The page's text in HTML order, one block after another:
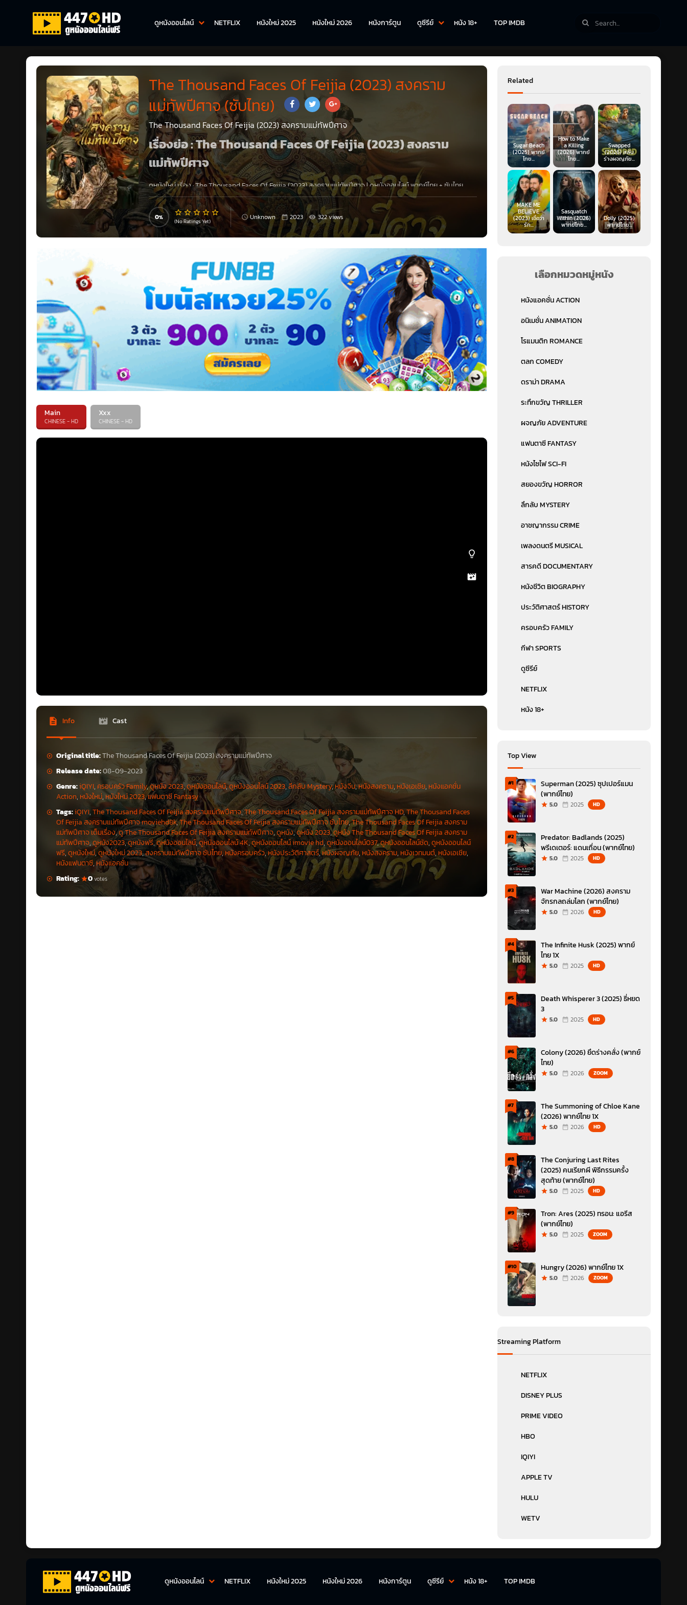
ดูหนังออนไลน์ NETFLIX หนังใหม่ 2025 หนังใหม่ 2026 หนังการ์ตูน ดูซีรีย์ หนัง 18+ TOP IMDB
The Thousand Faces Of Feijia (2023) สงคราม
แม่ทัพปีศาจ (ซับไทย)
The Thousand Faces Of Feijia (2023) สงครามแม่ทัพปีศาจ
เรื่องย่อ : The Thousand Faces Of Feijia (2023) สงคราม
แม่ทัพปีศาจ
ดูหนังใหม่ เรื่อง:The Thousand Faces Of Feijia (2023) สงครามแม่ทัพปีศาจ|ดูหนังออนไลน์พากย์ไทย+ซับไทย
1080P เต็มเรื่อง กล่าวถึง หวังเสี่ยวเสีย เป็นชายหนุ่มในเมืองสืออื่นที่ไม่มีความทะเยอทะยานในการทำมาหากิน เขาอาศัยอยู่
กับพ่อของเขา และความปรารถนาเดียวของเขาคือรักษาโรคตาของพ่อ หวังเสี่ยวเสียพบกับเสิ่นหลันเอ๋อร์โดยบังเอิญ
และได้เข้าไปพัวพันกับแผนการชั่วร้าย หวังเสี่ยวเสียบุกเข้าไปในตำหนักฉีอิ่นและค้นพบภูมิหลังที่ซ่อนอยู่ในชีวิตของเขา
0 (No Ratings Yet) Unknown 2023 322 views
Main
CHINESE - HD
Xxx
CHINESE - HD
Info Cast
Original title:The Thousand Faces Of Feijia (2023) สงครามแม่ทัพปีศาจ
Release date:08-09-2023
Genre:iQIYI, ครอบครัว Family,ดูหนัง 2023,ดูหนังออนไลน์,ดูหนังออนไลน์ 2023,ลึกลับ Mystery,หนังจีน,หนังสงคราม, หนังเอเชีย, หนังแอคชั่น
Action, หนังใหม่, หนังใหม่ 2023,แฟนตาซี Fantasy
Tags:iQIYI,The Thousand Faces Of Feijia สงครามแม่ทัพปีศาจ,The Thousand Faces Of Feijia สงครามแม่ทัพปีศาจ HD,The Thousand Faces
Of Feijia สงครามแม่ทัพปีศาจ moviehd8k,The Thousand Faces Of Feijia สงครามแม่ทัพปีศาจ ซับไทย,The Thousand Faces Of Feijia สงคราม
แม่ทัพปีศาจ เต็มเรื่อง,ดู The Thousand Faces Of Feijia สงครามแม่ทัพปีศาจ,ดูหนัง,ดูหนัง 2023,ดูหนัง The Thousand Faces Of Feijia สงคราม
แม่ทัพปีศาจ,ดูหนัง2023,ดูหนังฟรี,ดูหนังออนไลน์,ดูหนังออนไลน์ 4K,ดูหนังออนไลน์ imovie hd,ดูหนังออนไลน์037,ดูหนังออนไลน์ชัด,ดูหนังออนไลน์
ฟรี,ดูหนังใหม่,ดูหนังใหม่ 2023,สงครามแม่ทัพปีศาจ ซับไทย,หนังครอบครัว,หนังประวัติศาสตร์,หนังผจญภัย, หนังสงคราม, หนังเวทมนต์, หนังเอเชีย,
หนังแฟนตาซี,หนังแอคชั่น
Rating:
0votes
Related
Sugar Beach
(2025) พากย์
ไทย...
How to Make
a Killing
(2026) พากย์
ไทย...
Swapped
(2026) สลับ
ร่างผจญภัย...
MAKE ME
BELIEVE
(2023) เชื่อว่า
รัก...
Sasquatch
Within (2026)
พากย์ไทย...
Dolly (2025)
พากย์ไทย...
เลือกหมวดหมู่หนัง
หนังแอคชั่น ACTION
อนิเมชั่น ANIMATION
โรแมนติก ROMANCE
ตลก COMEDY
ดราม่า DRAMA
ระทึกขวัญ THRILLER
ผจญภัย ADVENTURE
แฟนตาซี FANTASY
หนังไซไฟ SCI-FI
สยองขวัญ HORROR
ลึกลับ MYSTERY
อาชญากรรม CRIME
เพลงดนตรี MUSICAL
สารคดี DOCUMENTARY
หนังชีวิต BIOGRAPHY
ประวัติศาสตร์ HISTORY
ครอบครัว FAMILY
กีฬา SPORTS
ดูซีรีย์
NETFLIX
หนัง 18+
Top View
#1
Superman (2025) ซุปเปอร์แมน
(พากย์ไทย)
5.0 2025 HD
#2
Predator: Badlands (2025)
พรีเดเตอร์: แดนเถื่อน (พากย์ไทย)
5.0 2025 HD
#3
War Machine (2026) สงคราม
จักรกลถล่มโลก (พากย์ไทย)
5.0 2026 HD
#4
The Infinite Husk (2025) พากย์
ไทย 1X
5.0 2025 HD
#5
Death Whisperer 3 (2025) ธี่หยด
3
5.0 2025 HD
#6
Colony (2026) ยึดร่างคลั่ง (พากย์
ไทย)
5.0 2026 ZOOM
#7
The Summoning of Chloe Kane
(2026) พากย์ไทย 1X
5.0 2026 HD
#8
The Conjuring Last Rites
(2025) คนเรียกผี พิธีกรรมครั้ง
สุดท้าย (พากย์ไทย)
5.0 2025 HD
#9
Tron: Ares (2025) ทรอน: แอรีส
(พากย์ไทย)
5.0 2025 ZOOM
#10 Hungry (2026) พากย์ไทย 1X
5.0 2026 ZOOM
Streaming Platform
NETFLIX
DISNEY PLUS
PRIME VIDEO
HBO
IQIYI
APPLE TV
HULU
WETV
ดูหนังออนไลน์ NETFLIX หนังใหม่ 2025 หนังใหม่ 2026 หนังการ์ตูน ดูซีรีย์ หนัง 18+ TOP IMDB